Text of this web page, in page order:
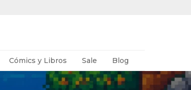
Cómics y Libros Sale Blog